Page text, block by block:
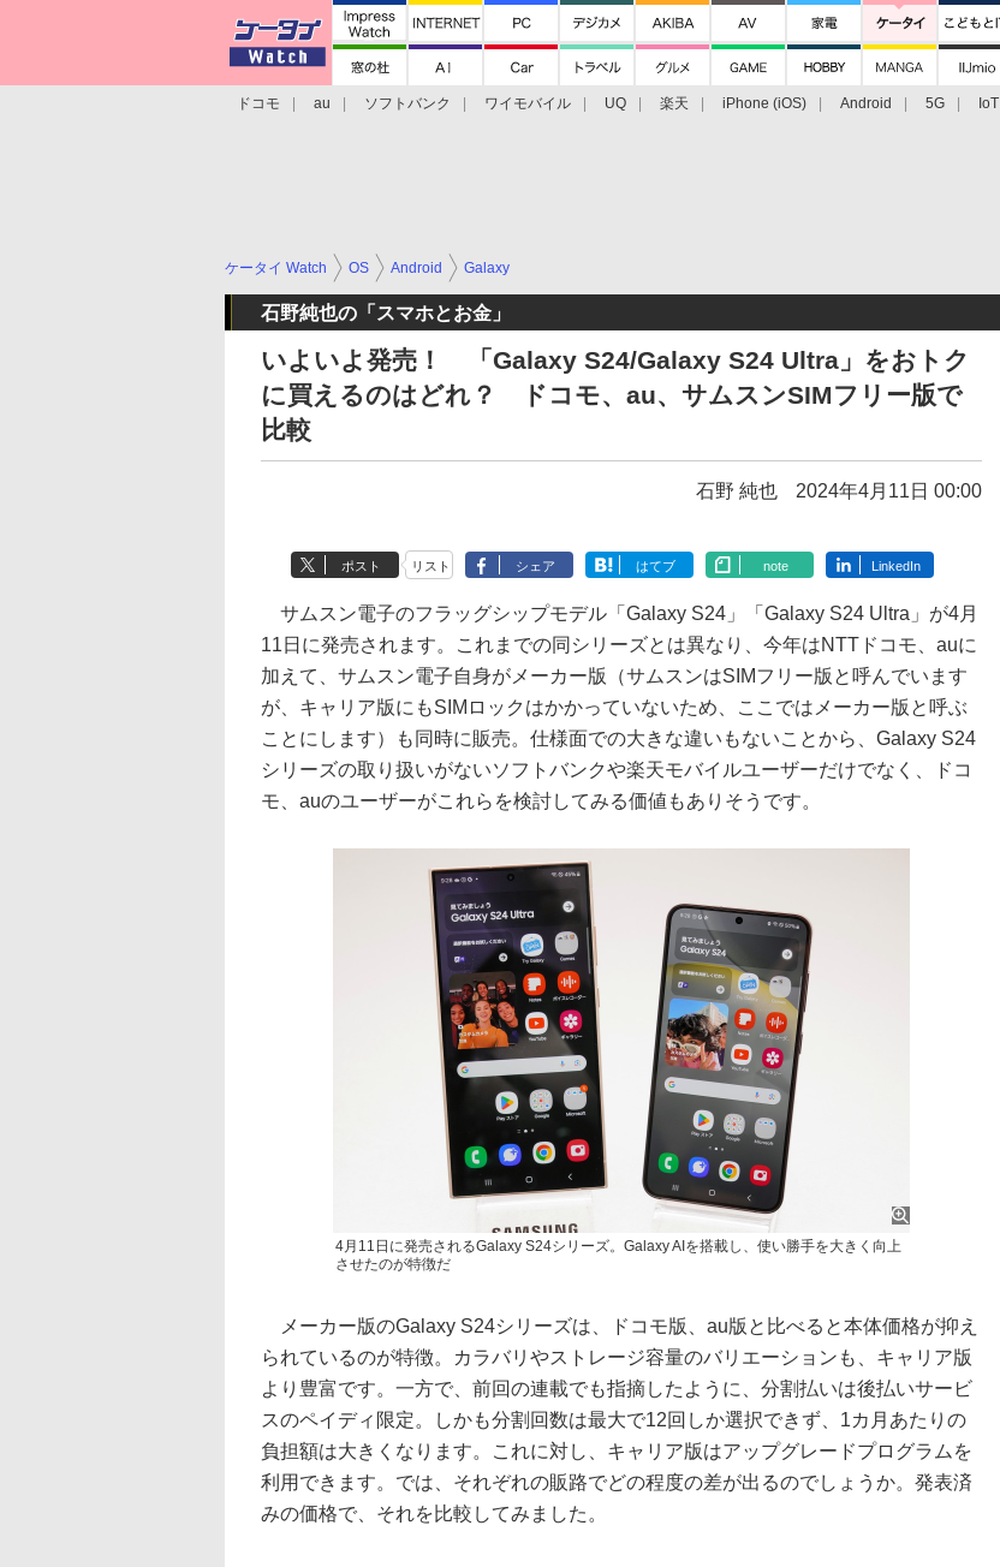
ドコモ au ソフトバンク ワイモバイル UQ 楽天 iPhone (iOS) Android 5G IoT
ケータイ Watch OS Android Galaxy
石野純也の「スマホとお金」
いよいよ発売！ 「Galaxy S24/Galaxy S24 Ultra」をおトク
に買えるのはどれ？ ドコモ、au、サムスンSIMフリー版で
比較
石野 純也 2024年4月11日 00:00
ポスト リスト シェア はてブ note LinkedIn
サムスン電子のフラッグシップモデル「Galaxy S24」「Galaxy S24 Ultra」が4月
11日に発売されます。これまでの同シリーズとは異なり、今年はNTTドコモ、auに
加えて、サムスン電子自身がメーカー版（サムスンはSIMフリー版と呼んでいます
が、キャリア版にもSIMロックはかかっていないため、ここではメーカー版と呼ぶ
ことにします）も同時に販売。仕様面での大きな違いもないことから、Galaxy S24
シリーズの取り扱いがないソフトバンクや楽天モバイルユーザーだけでなく、ドコ
モ、auのユーザーがこれらを検討してみる価値もありそうです。
4月11日に発売されるGalaxy S24シリーズ。Galaxy AIを搭載し、使い勝手を大きく向上
させたのが特徴だ
メーカー版のGalaxy S24シリーズは、ドコモ版、au版と比べると本体価格が抑え
られているのが特徴。カラバリやストレージ容量のバリエーションも、キャリア版
より豊富です。一方で、前回の連載でも指摘したように、分割払いは後払いサービ
スのペイディ限定。しかも分割回数は最大で12回しか選択できず、1カ月あたりの
負担額は大きくなります。これに対し、キャリア版はアップグレードプログラムを
利用できます。では、それぞれの販路でどの程度の差が出るのでしょうか。発表済
みの価格で、それを比較してみました。